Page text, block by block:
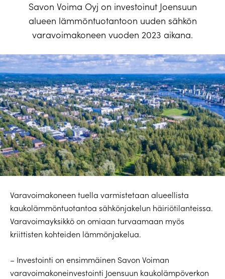
Savon Voima Oyj on investoinut Joensuun
alueen lämmöntuotantoon uuden sähkön
varavoimakoneen vuoden 2023 aikana.
Varavoimakoneen tuella varmistetaan alueellista
kaukolämmöntuotantoa sähkönjakelun häiriötilanteissa.
Varavoimayksikkö on omiaan turvaamaan myös
kriittisten kohteiden lämmönjakelua.
– Investointi on ensimmäinen Savon Voiman
varavoimakoneinvestointi Joensuun kaukolämpöverkon